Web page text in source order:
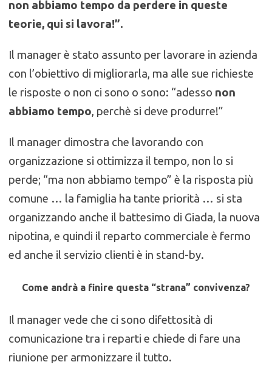
non abbiamo tempo da perdere in queste
teorie, qui si lavora!”.
Il manager è stato assunto per lavorare in azienda
con l’obiettivo di migliorarla, ma alle sue richieste
le risposte o non ci sono o sono: “adesso non
abbiamo tempo, perchè si deve produrre!”
Il manager dimostra che lavorando con
organizzazione si ottimizza il tempo, non lo si
perde; “ma non abbiamo tempo” è la risposta più
comune … la famiglia ha tante priorità … si sta
organizzando anche il battesimo di Giada, la nuova
nipotina, e quindi il reparto commerciale è fermo
ed anche il servizio clienti è in stand-by.
Come andrà a finire questa “strana” convivenza?
Il manager vede che ci sono difettosità di
comunicazione tra i reparti e chiede di fare una
riunione per armonizzare il tutto.